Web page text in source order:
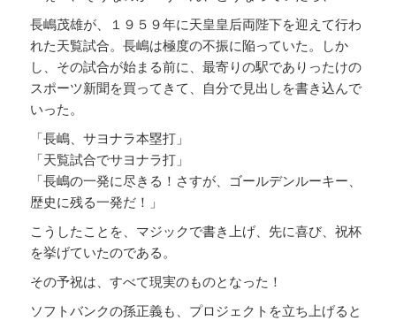
長嶋茂雄が、１９５９年に天皇皇后両陛下を迎えて行わ
れた天覧試合。長嶋は極度の不振に陥っていた。しか
し、その試合が始まる前に、最寄りの駅でありったけの
スポーツ新聞を買ってきて、自分で見出しを書き込んで
いった。
「長嶋、サヨナラ本塁打」
「天覧試合でサヨナラ打」
「長嶋の一発に尽きる！さすが、ゴールデンルーキー、
歴史に残る一発だ！」
こうしたことを、マジックで書き上げ、先に喜び、祝杯
を挙げていたのである。
その予祝は、すべて現実のものとなった！
ソフトバンクの孫正義も、プロジェクトを立ち上げると